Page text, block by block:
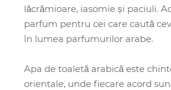
lăcrămioare, iasomie și paciuli.
parfum pentru cei care caută
în lumea parfumurilor arabe.
Apa de toaletă arabică este
orientale, unde fiecare acord